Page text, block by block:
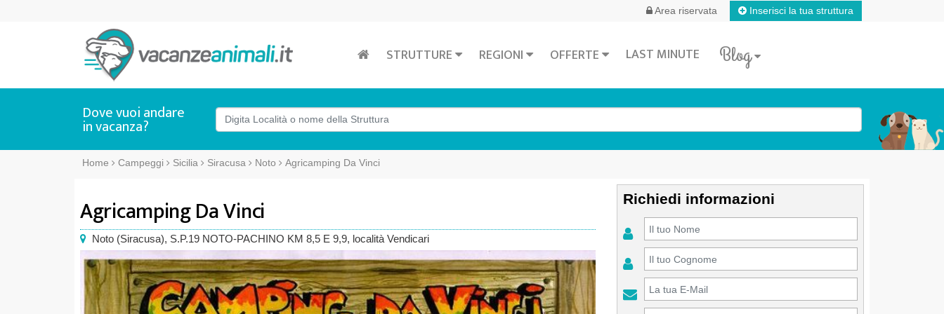
Area riservata Inserisci la tua struttura
STRUTTURE REGIONI OFFERTE LAST MINUTE Blog
Dove vuoi andare
in vacanza?
Home Campeggi Sicilia Siracusa Noto Agricamping Da Vinci
Agricamping Da Vinci
Noto (Siracusa), S.P.19 NOTO-PACHINO KM 8,5 E 9,9, località Vendicari
Richiedi informazioni